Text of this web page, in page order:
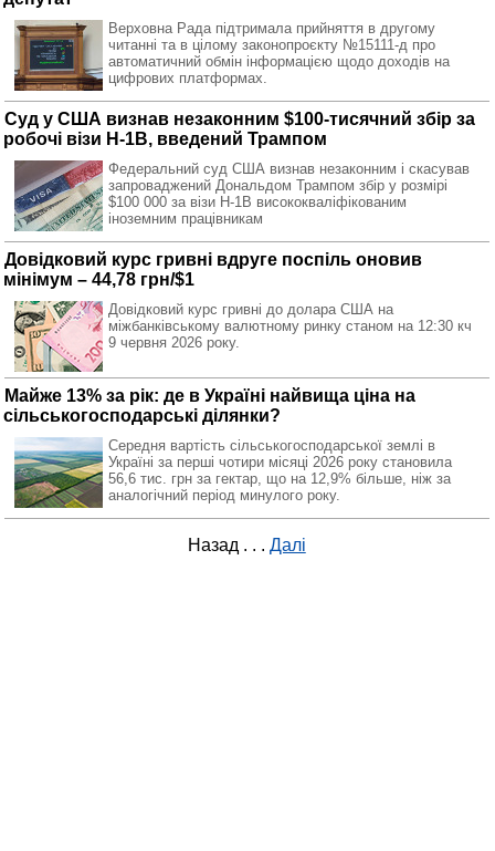
Верховна Рада підтримала прийняття в другому
читанні та в цілому законопроєкту №15111-д про
автоматичний обмін інформацією щодо доходів на
цифрових платформах.
Суд у США визнав незаконним $100-тисячний збір за
робочі візи H-1B, введений Трампом
Федеральний суд США визнав незаконним і скасував
запроваджений Дональдом Трампом збір у розмірі
$100 000 за візи H-1B висококваліфікованим
іноземним працівникам
Довідковий курс гривні вдруге поспіль оновив
мінімум – 44,78 грн/$1
Довідковий курс гривні до долара США на
міжбанківському валютному ринку станом на 12:30 кч
9 червня 2026 року.
Майже 13% за рік: де в Україні найвища ціна на
сільськогосподарські ділянки?
Середня вартість сільськогосподарської землі в
Україні за перші чотири місяці 2026 року становила
56,6 тис. грн за гектар, що на 12,9% більше, ніж за
аналогічний період минулого року.
Назад . . . Далі